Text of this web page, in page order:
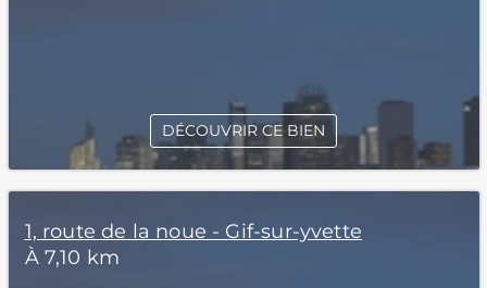
DÉCOUVRIR CE BIEN
1, route de la noue - Gif-sur-yvette
À 7,10 km